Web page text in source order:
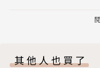
12 找到人生的立足之地
其他人也買了